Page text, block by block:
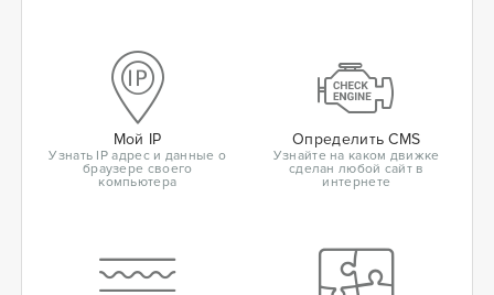
Мой IP
Узнать IP адрес и данные о
браузере своего
компьютера
Определить CMS
Узнайте на каком движке
сделан любой сайт в
интернете